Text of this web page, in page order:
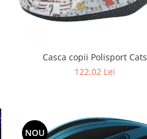
Casca copii Polisport Cats
122,02 Lei
NOU